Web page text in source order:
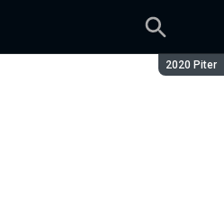
Сезон:
2020 Piter